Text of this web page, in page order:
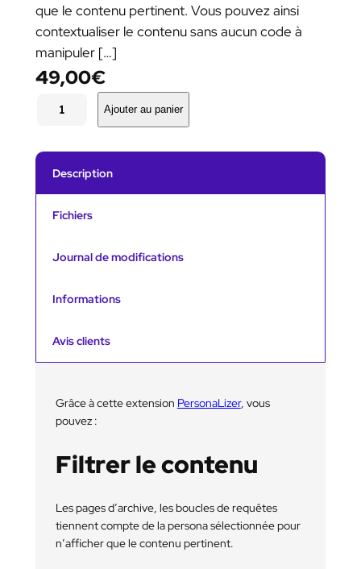
que le contenu pertinent. Vous pouvez ainsi
contextualiser le contenu sans aucun code à
manipuler […]
49,00€
t
é
i
Ajouter au panier
Description
Fichiers
Journal de modifications
Informations
Avis clients
Grâce à cette extension PersonaLizer, vous
pouvez :
Filtrer le contenu
Les pages d’archive, les boucles de requêtes
tiennent compte de la persona sélectionnée pour
n’afficher que le contenu pertinent.